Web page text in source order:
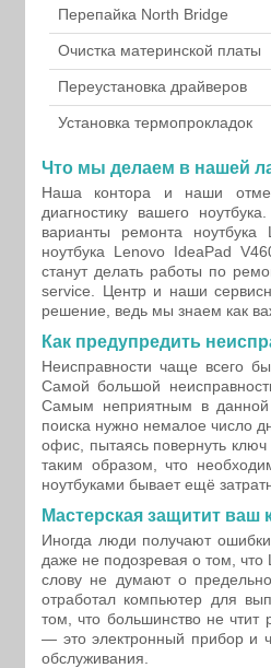
Перепайка North Bridge
Очистка материнской платы
Переустановка драйверов
Установка термопрокладок
Что мы делаем в нашей
Наша контора и наши
диагностику вашего
варианты ремонта
ноутбука Lenovo IdeaPad
станут делать работы по
service. Центр и наши
решение, ведь мы знаем как
Как предупредить
Неисправности чаще всего
Самой большой
Самым неприятным в данной
поиска нужно немалое число
офис, пытаясь повернуть
таким образом, что
ноутбуками бывает ещё
Мастерская защитит ваш
Иногда люди получают
даже не подозревая о том,
слову не думают о предельно
отработал компьютер для
том, что большинство не
— это электронный прибор и
обслуживания.